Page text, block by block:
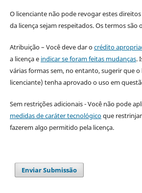
O licenciante não pode revogar estes
da licença sejam respeitados. Os termos são
Atribuição – Você deve dar ocrédito
a licença e indicar se foram feitas mudanças.
várias formas sem, no entanto, sugerir que
licenciante) tenha aprovado o uso em
Sem restrições adicionais - Você não pode
medidas de caráter tecnológicoque
fazerem algo permitido pela licença.
Enviar Submissão